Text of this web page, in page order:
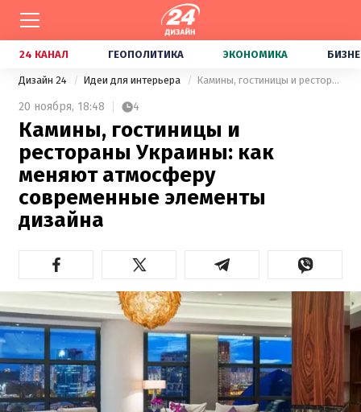
24 КАНАЛ ГЕОПОЛИТИКА ЭКОНОМИКА
Дизайн 24 Идеи для интерьера Камины, гостиницы и рестораны Украины: как меняют атмосферу современные элементы дизайна
20 ноября, 18:48 4
Камины, гостиницы и
рестораны Украины: как
меняют атмосферу
современные элементы
дизайна